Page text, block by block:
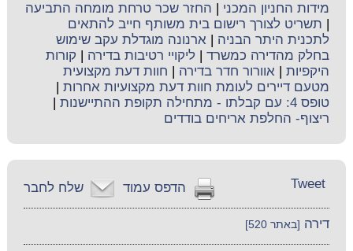
מידות החניון המכני
החזר שכר טרחת מומחה התביעה
תשריט לצורך רישום בית משותף חייב להתאים
לתכנית היתר הבניה |ארנונה מוגדלת עקב שימוש
בחלק מהדירה כמשרד
ליקויי רטיבות בדירה
קורות
היקפיות |אוורור חדר בדירה
חוות דעת מקצועית
מטעם דיירים לעומת חוות דעת מקצועיות אחרות
טופס 4: עם קבלתו - מתחילה תקופת ההתיישנות
ריצוף- החלפת אריחים בודדים
שלח לחבר הדפס עמוד Tweet
דירה [באתר 520]